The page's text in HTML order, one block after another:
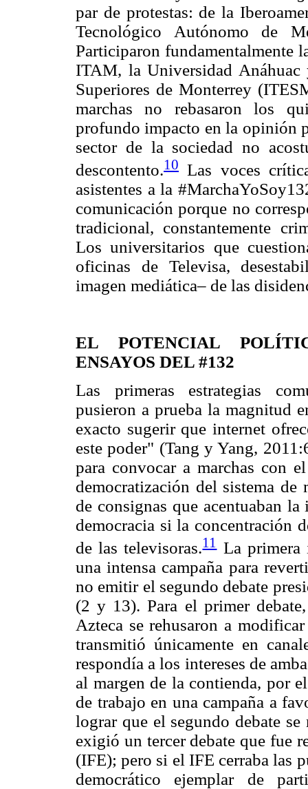
par de protestas: de la
Tecnológico Autónomo de
Participaron fundamentalmente
ITAM, la Universidad
Superiores de Monterrey
marchas no rebasaron los
profundo impacto en la opinión
sector de la sociedad no
descontento.10 Las voces
asistentes a la
comunicación porque no
tradicional, constantemente
Los universitarios que
oficinas de Televisa,
imagen mediática– de las
EL POTENCIAL
ENSAYOS DEL #132
Las primeras estrategias
pusieron a prueba la magnitud
exacto sugerir que internet
este poder" (Tang y Yang,
para convocar a marchas con
democratización del sistema de
de consignas que acentuaban
democracia si la concentración
de las televisoras.11 La primera
una intensa campaña para
no emitir el segundo debate
(2 y 13). Para el primer
Azteca se rehusaron a
transmitió únicamente en
respondía a los intereses de
al margen de la contienda, por
de trabajo en una campaña a
lograr que el segundo debate
exigió un tercer debate que fue
(IFE); pero si el IFE cerraba las
democrático ejemplar de